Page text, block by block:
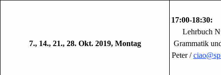
7., 14., 21., 28. Okt. 2019, Montag
17:00-18:30:
Lehrbuch
Grammatik
Peter /